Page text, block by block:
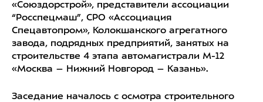
«Союздорстрой», представители ассоциации
“Росспецмаш”, СРО «Ассоциация
Спецавтопром», Колокшанского агрегатного
завода, подрядных предприятий, занятых на
строительстве 4 этапа автомагистрали М-12
«Москва – Нижний Новгород – Казань».
Заседание началось с осмотра строительного